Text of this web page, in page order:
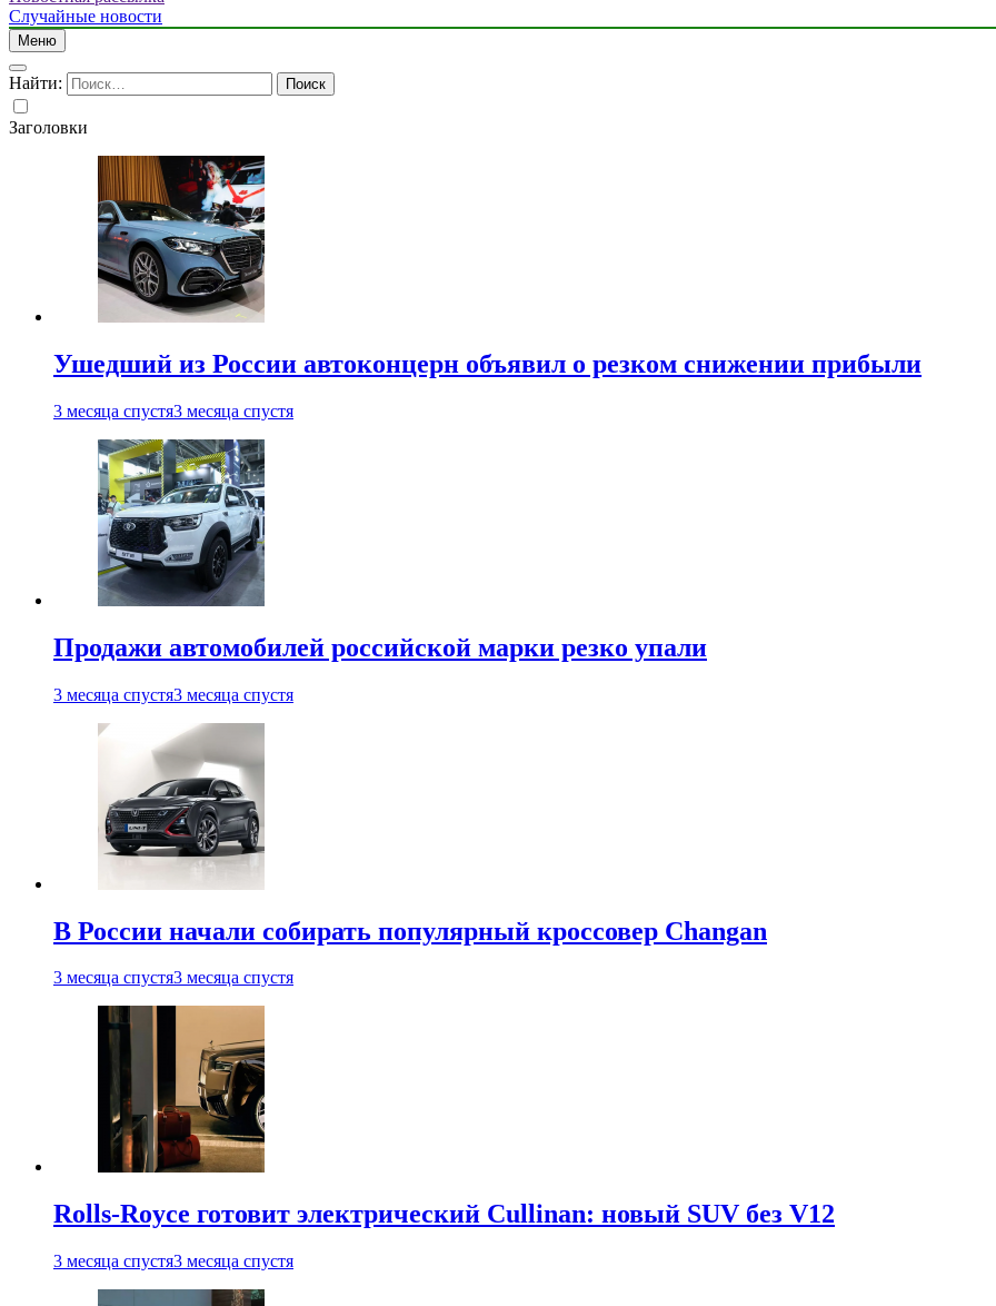
Случайные новости
Меню
Найти:
Заголовки
Ушедший из России автоконцерн объявил о резком снижении прибыли
3 месяца спустя3 месяца спустя
Продажи автомобилей российской марки резко упали
3 месяца спустя3 месяца спустя
В России начали собирать популярный кроссовер Changan
3 месяца спустя3 месяца спустя
Rolls-Royce готовит электрический Cullinan: новый SUV без V12
3 месяца спустя3 месяца спустя